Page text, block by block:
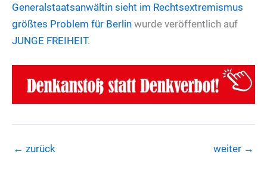
Generalstaatsanwältin sieht im Rechtsextremismus
größtes Problem für Berlin wurde veröffentlich auf
JUNGE FREIHEIT.
← zurück weiter →